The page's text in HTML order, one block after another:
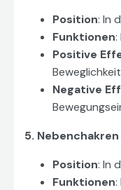
Position: In
Funktionen:
Positive
Negative
5.
Position: In
Funktionen: